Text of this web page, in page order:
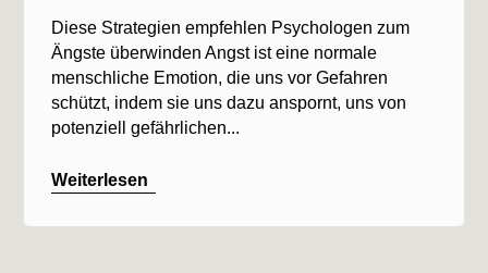
Diese Strategien empfehlen Psychologen zum
Ängste überwinden Angst ist eine normale
menschliche Emotion, die uns vor Gefahren
schützt, indem sie uns dazu anspornt, uns von
potenziell gefährlichen...
Weiterlesen